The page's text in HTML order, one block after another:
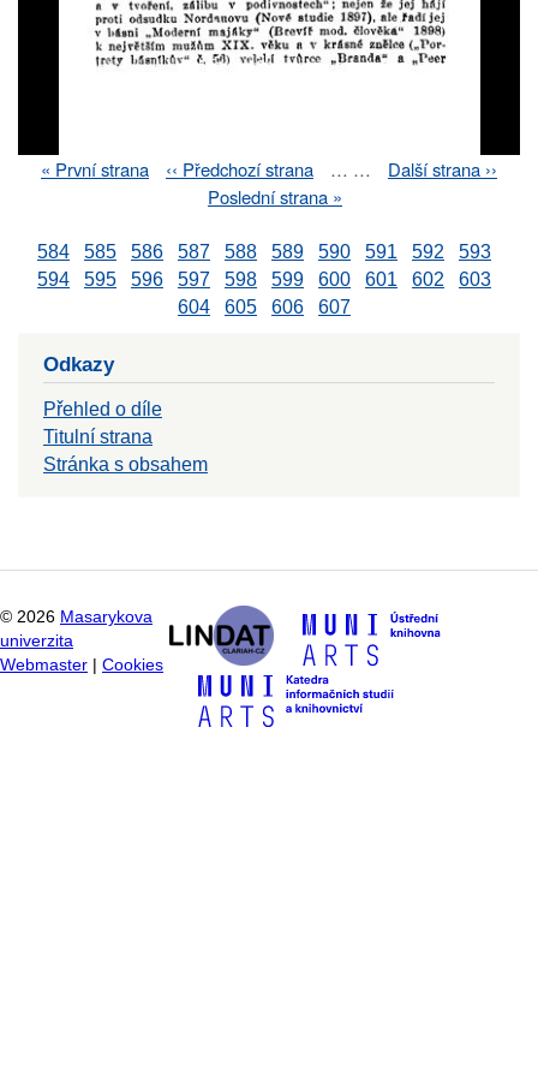
First
« První strana
Previous
‹‹ Předchozí strana … …
Next
Další strana ››
Last
Poslední strana »
584 585 586 587 588 589 590 591 592
593
594
595 596 597 598 599 600 601 602
603
604
605 606 607
Odkazy
Přehled o díle
Titulní strana
Stránka s obsahem
© 2026 Masarykova
univerzita
Webmaster
Cookies